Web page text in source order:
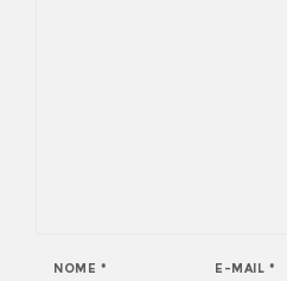
NOME * E-MAIL*